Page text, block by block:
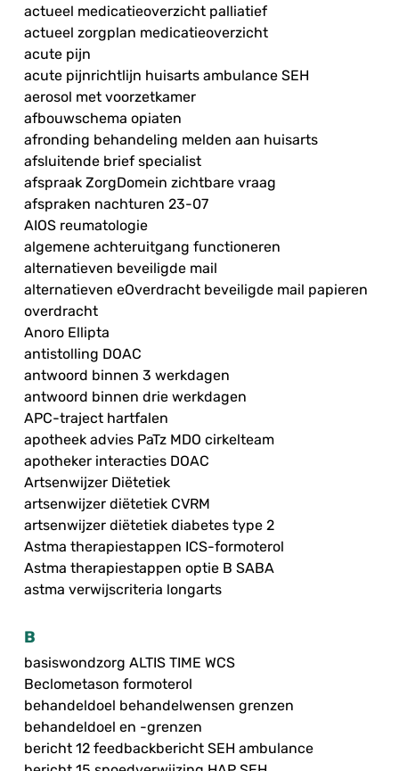
actueel medicatieoverzicht palliatief
actueel zorgplan medicatieoverzicht
acute pijn
acute pijnrichtlijn huisarts ambulance SEH
aerosol met voorzetkamer
afbouwschema opiaten
afronding behandeling melden aan huisarts
afsluitende brief specialist
afspraak ZorgDomein zichtbare vraag
afspraken nachturen 23-07
AIOS reumatologie
algemene achteruitgang functioneren
alternatieven beveiligde mail
alternatieven eOverdracht beveiligde mail papieren
overdracht
Anoro Ellipta
antistolling DOAC
antwoord binnen 3 werkdagen
antwoord binnen drie werkdagen
APC-traject hartfalen
apotheek advies PaTz MDO cirkelteam
apotheker interacties DOAC
Artsenwijzer Diëtetiek
artsenwijzer diëtetiek CVRM
artsenwijzer diëtetiek diabetes type 2
Astma therapiestappen ICS-formoterol
Astma therapiestappen optie B SABA
astma verwijscriteria longarts
B
basiswondzorg ALTIS TIME WCS
Beclometason formoterol
behandeldoel behandelwensen grenzen
behandeldoel en -grenzen
bericht 12 feedbackbericht SEH ambulance